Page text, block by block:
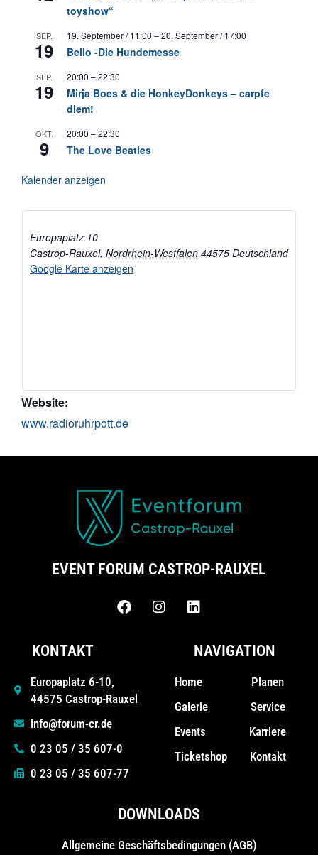
toyshow“
SEP.
19
19. September / 11:00 –20. September / 17:00
Bello -Die Hundemesse
SEP.
19
20:00 –22:30
Mirja Boes & die HonkeyDonkeys – carpfe
diem!
OKT.
9
20:00 –22:30
The Love Beatles
Kalender anzeigen
Europaplatz 10
Castrop-Rauxel, Nordrhein-Westfalen 44575 Deutschland
Google Karte anzeigen
Website:
www.radioruhrpott.de
EVENT FORUM CASTROP-RAUXEL
KONTAKT
Europaplatz 6-10,
44575 Castrop-Rauxel
info@forum-cr.de
0 23 05 / 35 607-0
0 23 05 / 35 607-77
NAVIGATION
Home
Galerie
Events
Ticketshop
Planen
Service
Karriere
Kontakt
DOWNLOADS
Allgemeine Geschäfts­bedingungen (AGB)